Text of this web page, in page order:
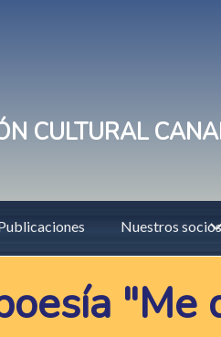
CULTURAL
Nuestros socios
"Me